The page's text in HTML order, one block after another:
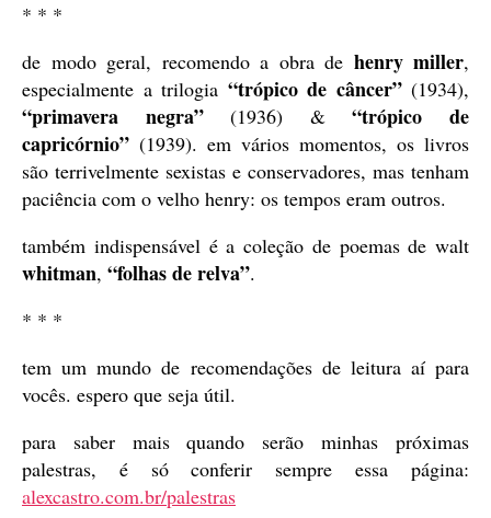
* * *
de modo geral, recomendo a obra de henry miller,
especialmente a trilogia “trópico de câncer”(1934),
“primavera negra”(1936) &“trópico de
capricórnio” (1939). em vários momentos, os livros
são terrivelmente sexistas e conservadores, mas tenham
paciência com o velho henry: os tempos eram outros.
também indispensável é a coleção de poemas de walt
whitman, “folhas de relva”.
* * *
tem um mundo de recomendações de leitura aí para
vocês. espero que seja útil.
para saber mais quando serão minhas próximas
palestras, é só conferir sempre essa página:
alexcastro.com.br/palestras